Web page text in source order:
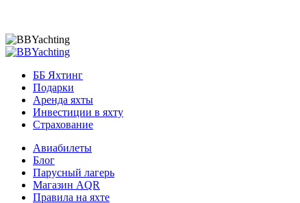
ББ Яхтинг
Подарки
Аренда яхты
Инвестиции в яхту
Страхование
Авиабилеты
Блог
Парусный лагерь
Магазин AQR
Правила на яхте